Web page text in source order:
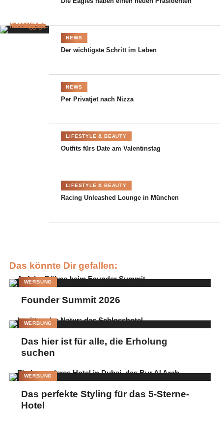
weltweit erfolgreich werden und begleitet immer wieder
verschiedene Projekte, Events, und Shows. Die Ideen gehen ihr
dabei niemals aus und es folgen immer wieder tolle, neue
NEWS
Der wichtigste Schritt im Leben
NEWS
Per Privatjet nach Nizza
LIFESTYLE & BEAUTY
Outfits fürs Date am Valentinstag
LIFESTYLE & BEAUTY
Racing Unleashed Lounge in München
Das könnte Dir gefallen:
WERBUNG
Founder Summit 2026
WERBUNG
Das hier ist für alle, die Erholung
suchen
WERBUNG
Das perfekte Styling für das 5-Sterne-
Hotel